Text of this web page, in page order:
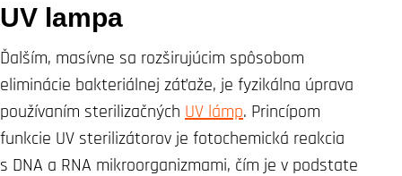
UV lampa
Ďalším, masívne sa rozširujúcim spôsobom
eliminácie bakteriálnej záťaže, je fyzikálna úprava
používaním sterilizačných UV lámp. ​Princípom
funkcie UV sterilizátorov je fotochemická reakcia
s DNA a RNA mikroorganizmami, čím je v podstate